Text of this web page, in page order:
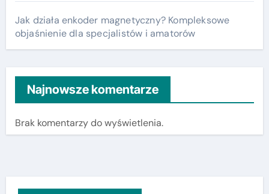
Jak działa enkoder magnetyczny? Kompleksowe
objaśnienie dla specjalistów i amatorów
Najnowsze komentarze
Brak komentarzy do wyświetlenia.